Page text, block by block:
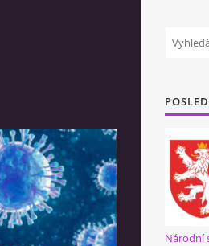
Národní